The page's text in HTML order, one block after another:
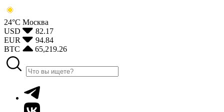
24°С Москва
USD
82.17
EUR
94.84
BTC
65,219.26